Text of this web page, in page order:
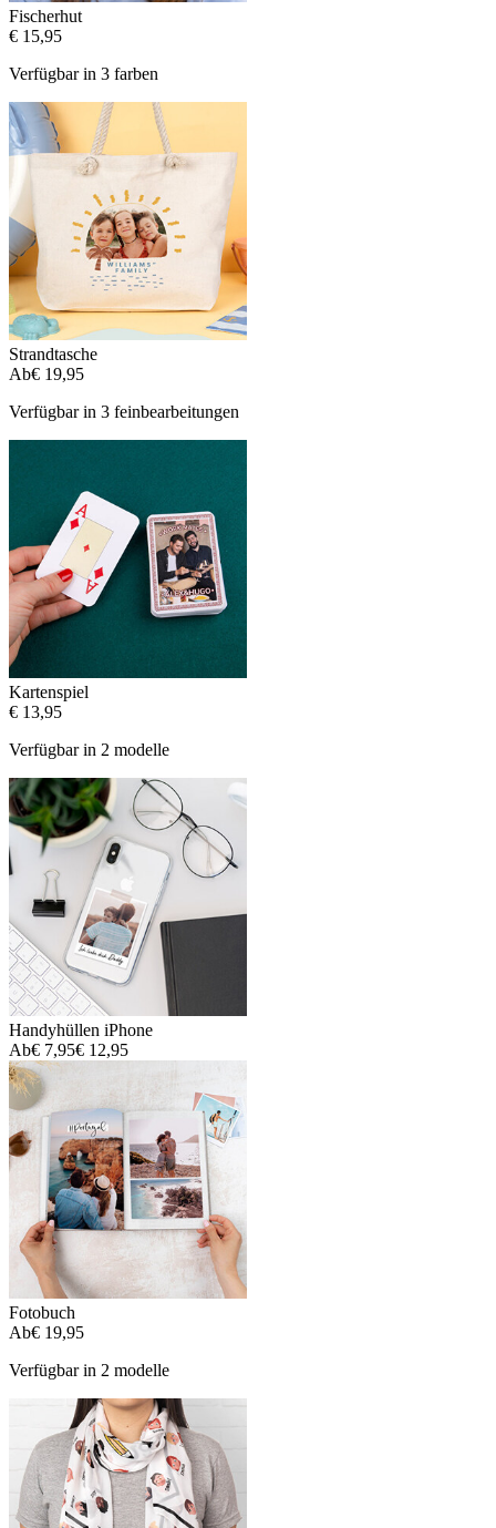
Fischerhut
€ 15,95
Verfügbar in 3 farben
Strandtasche
Ab€ 19,95
Verfügbar in 3 feinbearbeitungen
Kartenspiel
€ 13,95
Verfügbar in 2 modelle
Handyhüllen iPhone
Ab€ 7,95€ 12,95
Fotobuch
Ab€ 19,95
Verfügbar in 2 modelle